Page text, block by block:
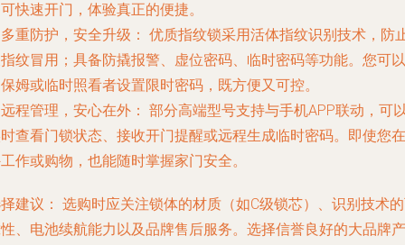
快速开门，体验真正的便捷。
多重防护，安全升级： 优质指纹锁采用活体指纹识别技术，防
纹冒用；具备防撬报警、虚位密码、临时密码等功能。您可以
姆或临时照看者设置限时密码，既方便又可控。
远程管理，安心在外： 部分高端型号支持与手机APP联动，可
查看门锁状态、接收开门提醒或远程生成临时密码。即使您在
作或购物，也能随时掌握家门安全。
建议： 选购时应关注锁体的材质（如C级锁芯）、识别技术
、电池续航能力以及品牌售后服务。选择信誉良好的大品牌产